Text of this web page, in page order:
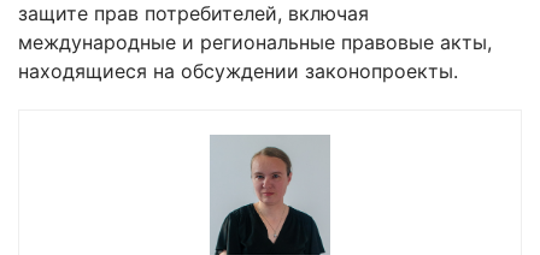
защите прав потребителей, включая
международные и региональные правовые акты,
находящиеся на обсуждении законопроекты.